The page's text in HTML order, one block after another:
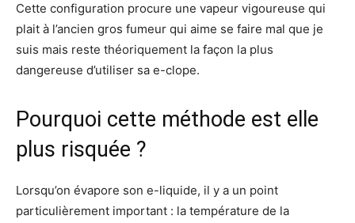
Cette configuration procure une vapeur vigoureuse qui
plait à l’ancien gros fumeur qui aime se faire mal que je
suis mais reste théoriquement la façon la plus
dangereuse d’utiliser sa e-clope.
Pourquoi cette méthode est elle
plus risquée ?
Lorsqu’on évapore son e-liquide, il y a un point
particulièrement important : la température de la